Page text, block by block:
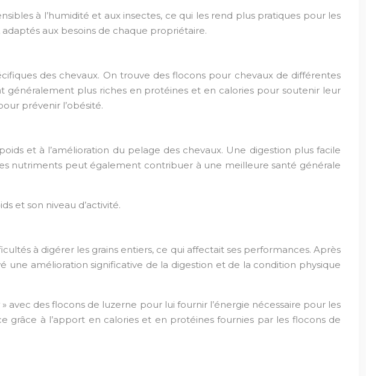
à l’humidité et aux insectes, ce qui les rend plus pratiques pour les
aux besoins de chaque propriétaire.
des chevaux. On trouve des flocons pour chevaux de différentes
généralement plus riches en protéines et en calories pour soutenir leur
prévenir l’obésité.
et à l’amélioration du pelage des chevaux. Une digestion plus facile
nutriments peut également contribuer à une meilleure santé générale
et son niveau d’activité.
à digérer les grains entiers, ce qui affectait ses performances. Après
une amélioration significative de la digestion et de la condition physique
des flocons de luzerne pour lui fournir l’énergie nécessaire pour les
à l’apport en calories et en protéines fournies par les flocons de